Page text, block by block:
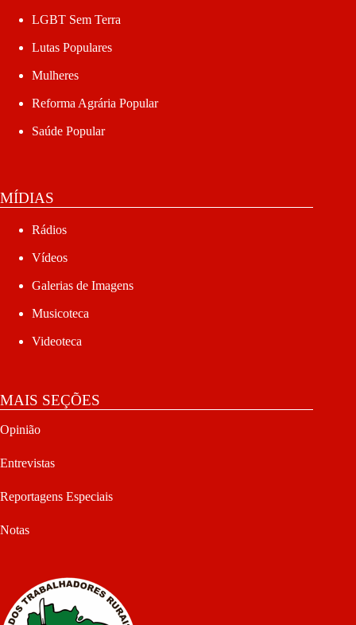
LGBT Sem Terra
Lutas Populares
Mulheres
Reforma Agrária Popular
Saúde Popular
MÍDIAS
Rádios
Vídeos
Galerias de Imagens
Musicoteca
Videoteca
MAIS SEÇÕES
Opinião
Entrevistas
Reportagens Especiais
Notas